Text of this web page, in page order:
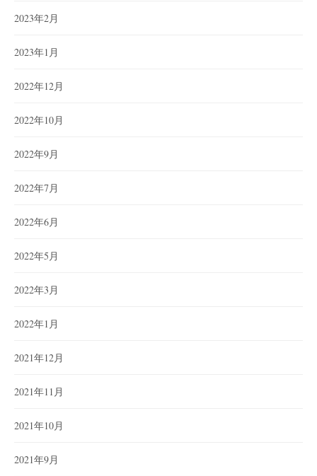
2023年2月
2023年1月
2022年12月
2022年10月
2022年9月
2022年7月
2022年6月
2022年5月
2022年3月
2022年1月
2021年12月
2021年11月
2021年10月
2021年9月